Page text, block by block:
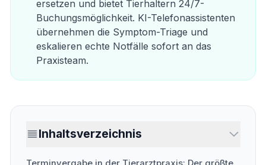
ersetzen und bietet Tierhaltern 24/7-
Buchungsmöglichkeit. KI-Telefonassistenten
übernehmen die Symptom-Triage und
eskalieren echte Notfälle sofort an das
Praxisteam.
Inhaltsverzeichnis